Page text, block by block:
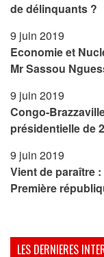
de délinquants ?
9 juin 2019
Economie et
Mr Sassou
9 juin 2019
Congo-
présidentielle de
9 juin 2019
Vient de paraître
Première
LES DERNIERES